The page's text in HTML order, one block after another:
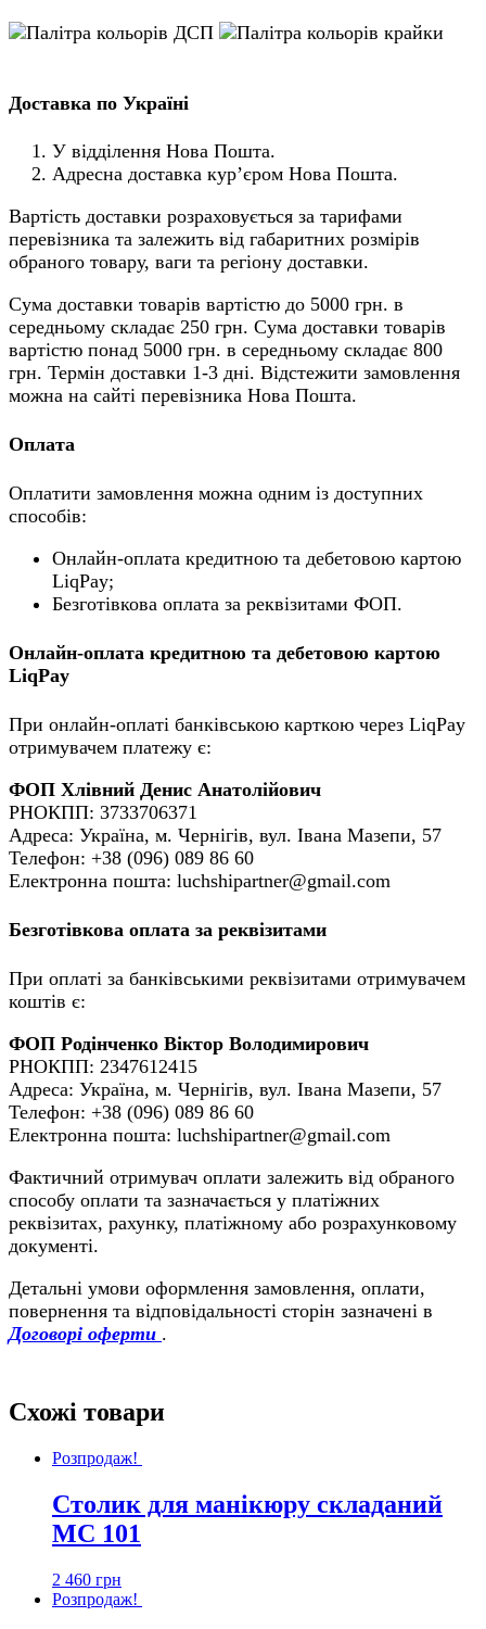
Доставка по Україні
У відділення Нова Пошта.
Адресна доставка кур’єром Нова Пошта.
Вартість доставки розраховується за тарифами
перевізника та залежить від габаритних розмірів
обраного товару, ваги та регіону доставки.
Сума доставки товарів вартістю до 5000 грн. в
середньому складає 250 грн. Сума доставки товарів
вартістю понад 5000 грн. в середньому складає 800
грн. Термін доставки 1-3 дні. Відстежити замовлення
можна на сайті перевізника Нова Пошта.
Оплата
Оплатити замовлення можна одним із доступних
способів:
Онлайн-оплата кредитною та дебетовою картою
LiqPay;
Безготівкова оплата за реквізитами ФОП.
Онлайн-оплата кредитною та дебетовою картою
LiqPay
При онлайн-оплаті банківською карткою через LiqPay
отримувачем платежу є:
ФОП Хлівний Денис Анатолійович
РНОКПП: 3733706371
Адреса: Україна, м. Чернігів, вул. Івана Мазепи, 57
Телефон: +38 (096) 089 86 60
Електронна пошта: luchshipartner@gmail.com
Безготівкова оплата за реквізитами
При оплаті за банківськими реквізитами отримувачем
коштів є:
ФОП Родінченко Віктор Володимирович
РНОКПП: 2347612415
Адреса: Україна, м. Чернігів, вул. Івана Мазепи, 57
Телефон: +38 (096) 089 86 60
Електронна пошта: luchshipartner@gmail.com
Фактичний отримувач оплати залежить від обраного
способу оплати та зазначається у платіжних
реквізитах, рахунку, платіжному або розрахунковому
документі.
Детальні умови оформлення замовлення, оплати,
повернення та відповідальності сторін зазначені в
Договорі оферти .
Схожі товари
Розпродаж!
Столик для манікюру складаний
МС 101
2 460 грн
Розпродаж!